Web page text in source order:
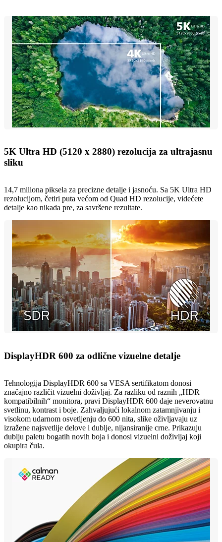
5K Ultra HD (5120 x 2880) rezolucija za ultrajasnu
sliku
14,7 miliona piksela za precizne detalje i jasnoću. Sa 5K Ultra HD
rezolucijom, četiri puta većom od Quad HD rezolucije, videćete
detalje kao nikada pre, za savršene rezultate.
DisplayHDR 600 za odlične vizuelne detalje
Tehnologija DisplayHDR 600 sa VESA sertifikatom donosi
značajno različit vizuelni doživljaj. Za razliku od raznih „HDR
kompatibilnih“ monitora, pravi DisplayHDR 600 daje neverovatnu
svetlinu, kontrast i boje. Zahvaljujući lokalnom zatamnjivanju i
visokom udarnom osvetljenju do 600 nita, slike oživljavaju uz
izražene najsvetlije delove i dublje, nijansiranije crne. Prikazuju
dublju paletu bogatih novih boja i donosi vizuelni doživljaj koji
okupira čula.